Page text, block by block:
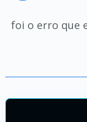
foi o erro que